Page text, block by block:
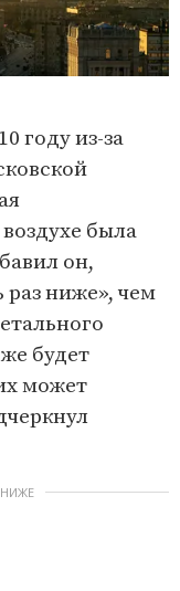
году из-за
была
он,
раз ниже», чем
будет
может